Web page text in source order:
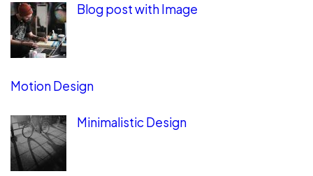
Blog post with Image
Motion Design
Minimalistic Design